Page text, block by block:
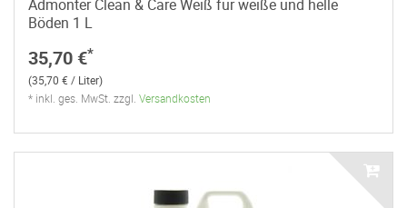
Admonter Clean & Care Weiß für weiße und helle
Böden 1 L
35,70 €*
(35,70 € / Liter)
* inkl. ges. MwSt. zzgl. Versandkosten